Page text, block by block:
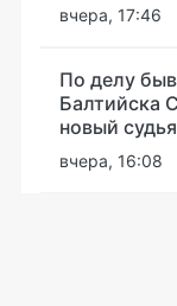
вчера, 17:46
По делу
Балтийска
новый судья
вчера, 16:08